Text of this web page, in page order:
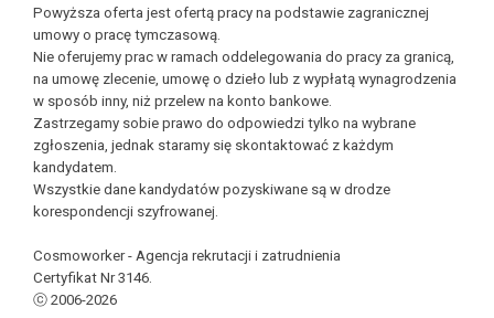
Powyższa oferta jest ofertą pracy na podstawie zagranicznej
umowy o pracę tymczasową.
Nie oferujemy prac w ramach oddelegowania do pracy za granicą,
na umowę zlecenie, umowę o dzieło lub z wypłatą wynagrodzenia
w sposób inny, niż przelew na konto bankowe.
Zastrzegamy sobie prawo do odpowiedzi tylko na wybrane
zgłoszenia, jednak staramy się skontaktować z każdym
kandydatem.
Wszystkie dane kandydatów pozyskiwane są w drodze
korespondencji szyfrowanej.
Cosmoworker - Agencja rekrutacji i zatrudnienia
Certyfikat Nr 3146.
ⓒ 2006-2026